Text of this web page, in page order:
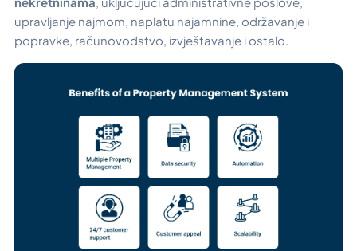
upravljanje najmom, naplatu najamnine, održavanje i
popravke, računovodstvo, izvještavanje i ostalo.